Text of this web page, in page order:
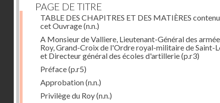
PAGE DE TITRE
TABLE DES CHAPITRES ET DES MATIÈRES
cet Ouvrage(n.n.)
A Monsieur de Valliere, Lieutenant-Général des
Roy, Grand-Croix de l'Ordre royal-militaire de Saint-
et Directeur général des écoles d'artillerie(p.r3)
Préface(p.r5)
Approbation(n.n.)
Privilège du Roy(n.n.)